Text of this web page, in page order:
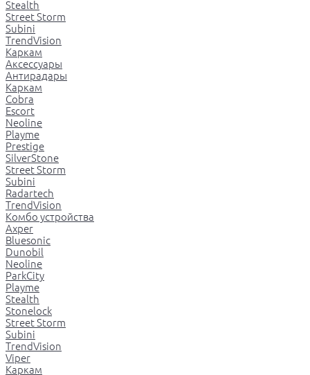
Stealth
Street Storm
Subini
TrendVision
Каркам
Аксессуары
Антирадары
Каркам
Cobra
Escort
Neoline
Playme
Prestige
SilverStone
Street Storm
Subini
Radartech
TrendVision
Комбо устройства
Axper
Bluesonic
Dunobil
Neoline
ParkCity
Playme
Stealth
Stonelock
Street Storm
Subini
TrendVision
Viper
Каркам